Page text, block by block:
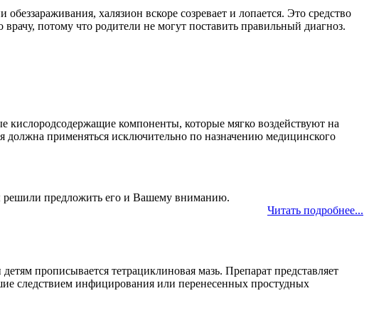
халязион вскоре созревает и лопается. Это средство
потому что родители не могут поставить правильный диагноз.
кислородсодержащие компоненты, которые мягко воздействуют на
должна применяться исключительно по назначению медицинского
решили предложить его и Вашему вниманию.
Читать подробнее...
прописывается тетрациклиновая мазь. Препарат представляет
следствием инфицирования или перенесенных простудных